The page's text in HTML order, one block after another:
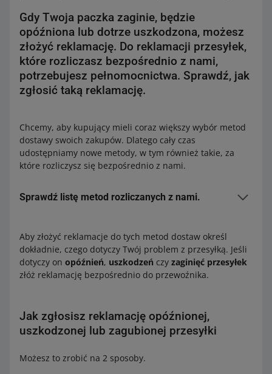
Gdy Twoja paczka zaginie, będzie
opóźniona lub dotrze uszkodzona, możesz
złożyć reklamację. Do reklamacji przesyłek,
które rozliczasz bezpośrednio z nami,
potrzebujesz pełnomocnictwa. Sprawdź, jak
zgłosić taką reklamację.
Chcemy, aby kupujący mieli coraz większy wybór metod
dostawy swoich zakupów. Dlatego cały czas
udostępniamy nowe metody, w tym również takie, za
które rozliczysz się bezpośrednio z nami.
Sprawdź listę metod rozliczanych z nami.
Allegro Paczkomaty InPost w ramach Allegro Smart!
Allegro Kurier Pocztex
Allegro Kurier Pocztex pobranie
Allegro Automat Pocztex
Allegro MiniPrzesyłka
Aby złożyć reklamacje do tych metod dostaw określ
dokładnie, czego dotyczy Twój problem z przesyłką. Jeśli
dotyczy on opóźnień, uszkodzeń czy zaginięć przesyłek
złóż reklamację bezpośrednio do przewoźnika.
Jak zgłosisz reklamację opóźnionej,
uszkodzonej lub zagubionej przesyłki
Możesz to zrobić na 2 sposoby.